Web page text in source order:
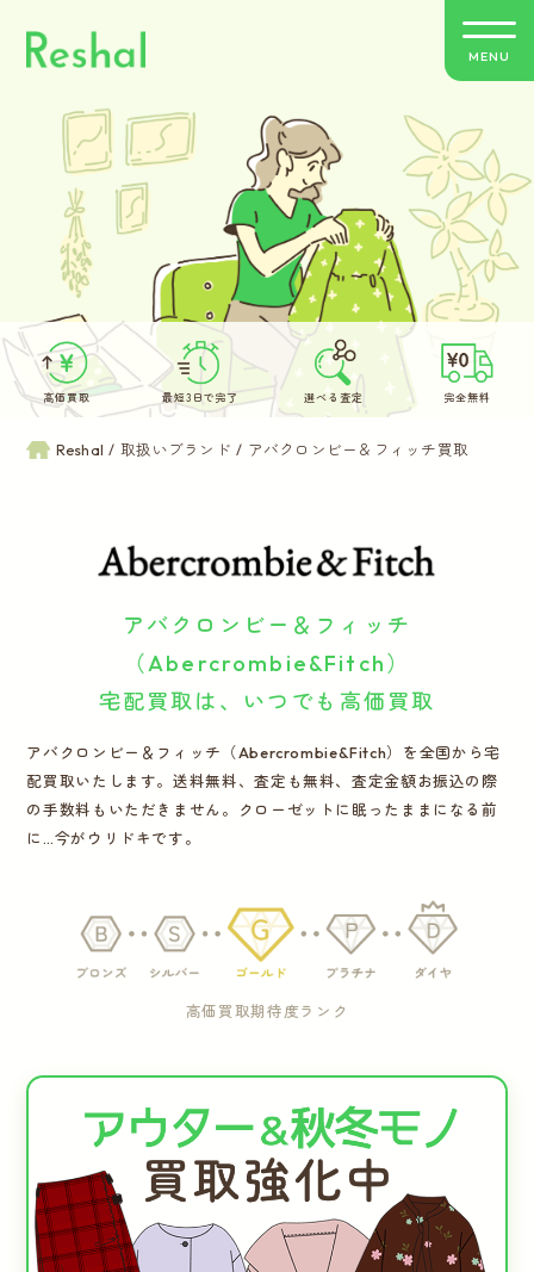
リシャールの特徴
買取方法のご案内
取扱いブランド
よくあるご質問
お客さまの声
運営会社
ログイン お問い合わせ
MENU
高価買取 最短3日で完了 選べる査定 完全無料
Reshal 取扱いブランド アバクロンビー＆フィッチ買取
アバクロンビー＆フィッチ
（Abercrombie&Fitch）
宅配買取は、いつでも高価買取
アバクロンビー＆フィッチ（Abercrombie&Fitch）を全国から宅
配買取いたします。送料無料、査定も無料、査定金額お振込の際
の手数料もいただきません。クローゼットに眠ったままになる前
に…今がウリドキです。
高価買取期待度ランク